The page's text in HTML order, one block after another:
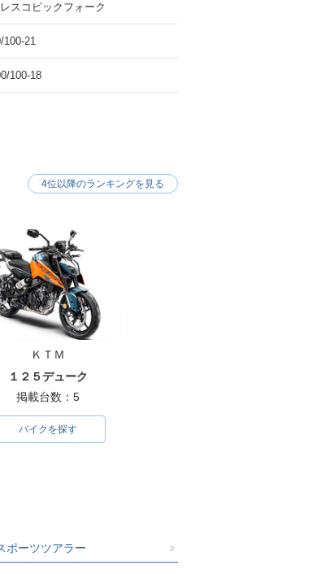
スコピックフォーク
100-21
100-18
ＫＴＭ
１２５デューク
掲載台数：5
バイクを探す
4位以降のランキングを見る
ポーツツアラー